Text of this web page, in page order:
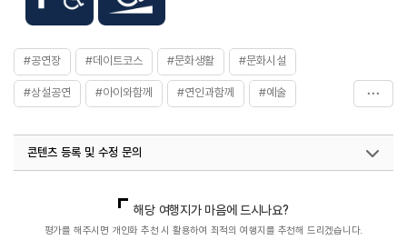
#공연장 #데이트코스 #문화생활 #문화시설
#상설공연 #아이와함께 #연인과함께 #예술
콘텐츠 등록 및 수정 문의
열린관광콘텐츠팀(열린관광-모두의여행)
033-738-3425
해당 여행지가 마음에 드시나요?
평가를 해주시면 개인화 추천 시 활용하여 최적의 여행지를 추천해 드리겠습니다.